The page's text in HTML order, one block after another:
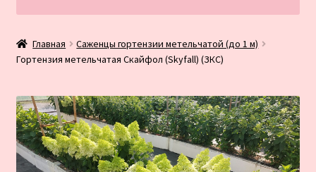
Отзывы
Контакты
Главная
Саженцы гортензии метельчатой (до 1 м)
Гортензия метельчатая Скайфол (Skyfall) (ЗКС)